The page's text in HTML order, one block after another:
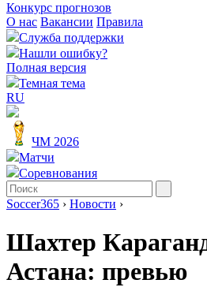
Конкурс прогнозов
О нас Вакансии Правила
Служба поддержки
Нашли ошибку?
Полная версия
Темная тема
RU
ЧМ 2026
Матчи
Соревнования
Soccer365 › Новости ›
Шахтер
Астана: превью